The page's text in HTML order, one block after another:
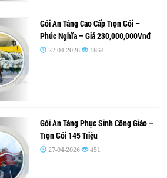
Gói An Táng Cao Cấp Trọn Gói –
Phúc Nghĩa – Giá 230,000,000Vnđ
27-04-2026 1864
Gói An Táng Phục Sinh Công Giáo –
Trọn Gói 145 Triệu
27-04-2026 451